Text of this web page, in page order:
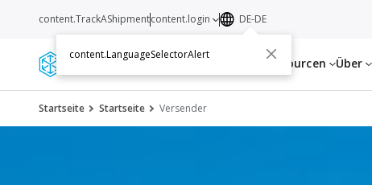
Dienstleistungen Ressourcen Über
content.TrackAShipmentcontent.login DE-DE
content.LanguageSelectorAlert
Startseite Startseite Versender